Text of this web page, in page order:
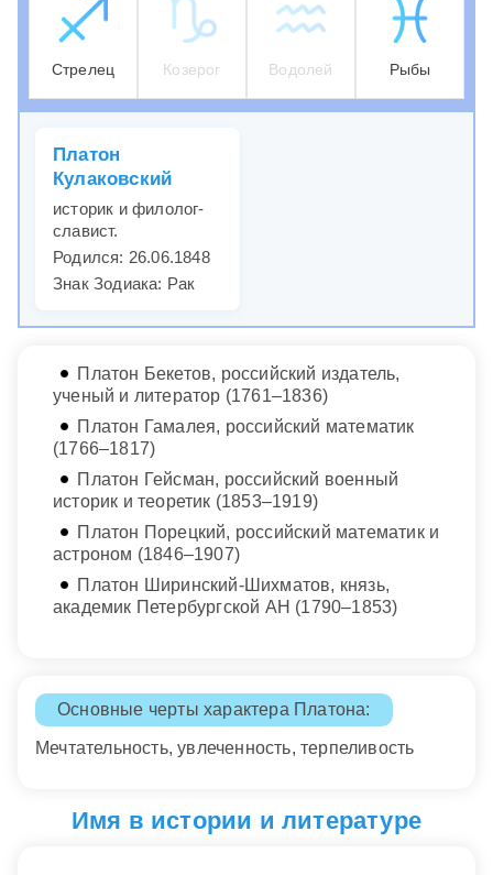
Стрелец Козерог Водолей Рыбы
Платон
Кулаковский
историк и филолог-
славист.
Родился: 26.06.1848
Знак Зодиака: Рак
Платон Бекетов, российский издатель,
ученый и литератор (1761–1836)
Платон Гамалея, российский математик
(1766–1817)
Платон Гейсман, российский военный
историк и теоретик (1853–1919)
Платон Порецкий, российский математик и
астроном (1846–1907)
Платон Ширинский-Шихматов, князь,
академик Петербургской АН (1790–1853)
Основные черты характера Платона:
Мечтательность, увлеченность, терпеливость
Имя в истории и литературе